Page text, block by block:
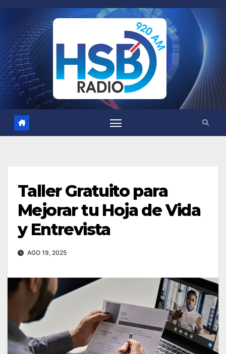
contenido
Taller Gratuito para
Mejorar tu Hoja de Vida
y Entrevista
AGO 19, 2025